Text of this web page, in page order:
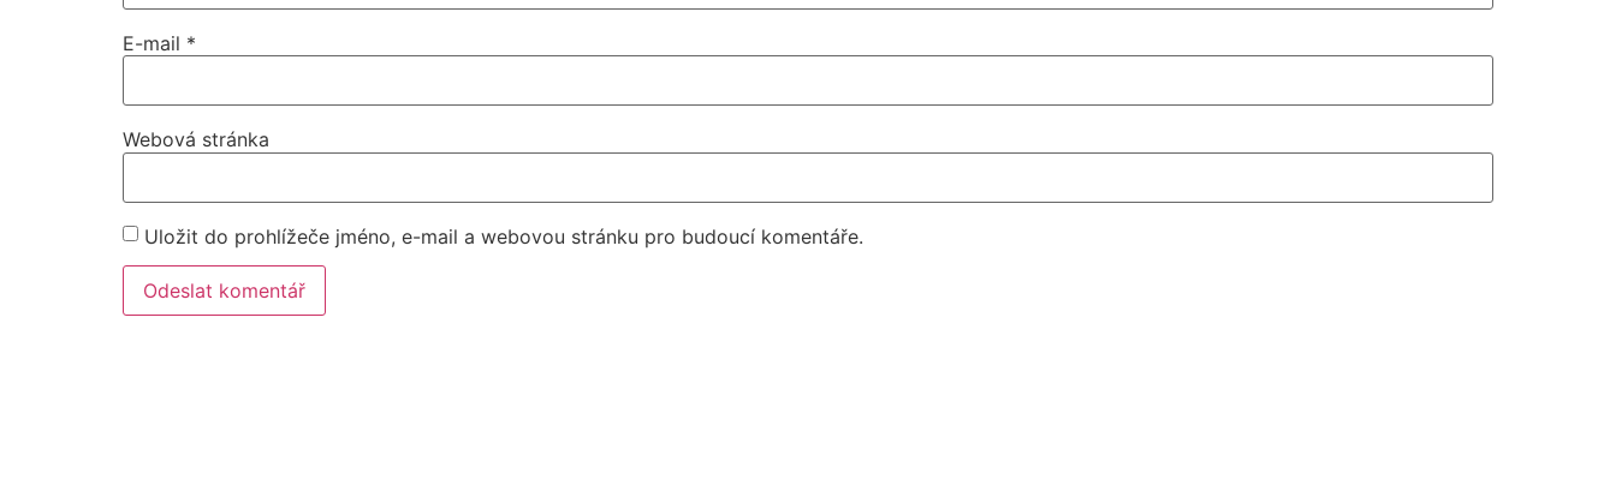
E-mail *
Webová stránka
Uložit do prohlížeče jméno, e-mail a webovou stránku pro budoucí komentáře.